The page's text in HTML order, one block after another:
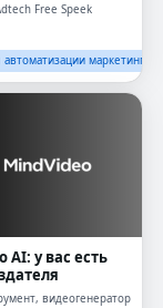
Free Speek
маркетинга
AI: у вас есть
видеогенератор